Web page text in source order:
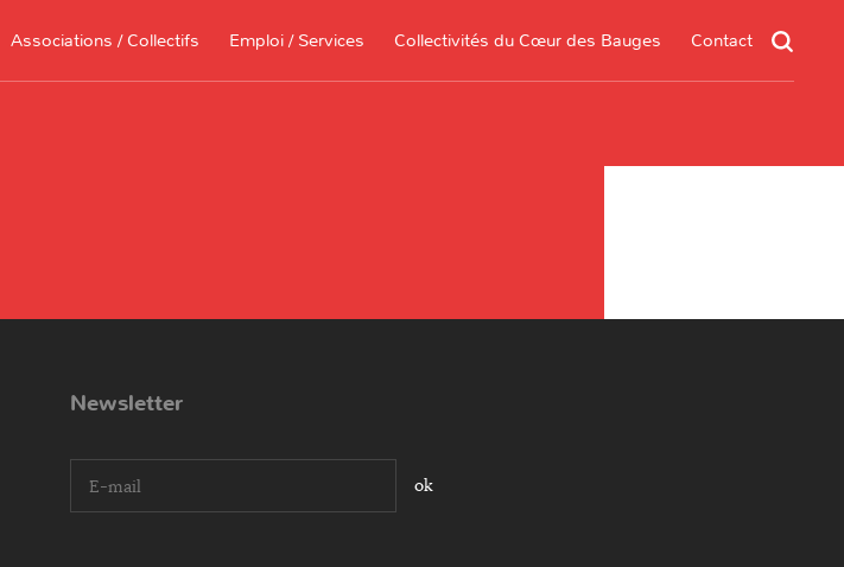
Associations / Collectifs Emploi / Services Collectivités du Cœur des Bauges Contact
Newsletter
I agree terms and conditions.*